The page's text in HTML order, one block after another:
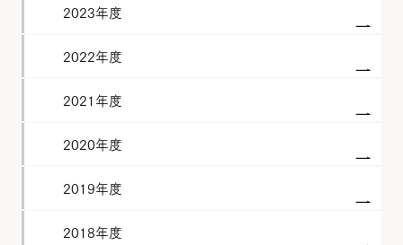
2023年度
2022年度
2021年度
2020年度
2019年度
2018年度